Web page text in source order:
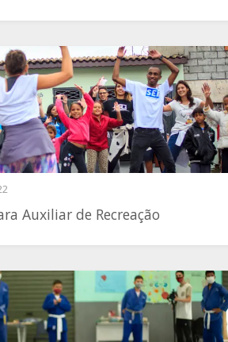
Auxiliar de Recreação